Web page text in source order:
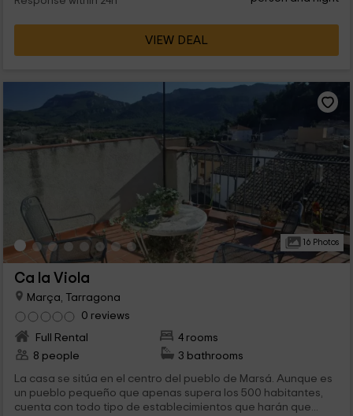
VIEW DEAL
16 Photos
Ca la Viola
Marça, Tarragona
0 reviews
Full Rental
4 rooms
8 people
3 bathrooms
La casa se sitúa en el centro del pueblo de Marsá. Aunque es
un pueblo pequeño que apenas supera los 500 habitantes,
cuenta con todo tipo de establecimientos que harán que...